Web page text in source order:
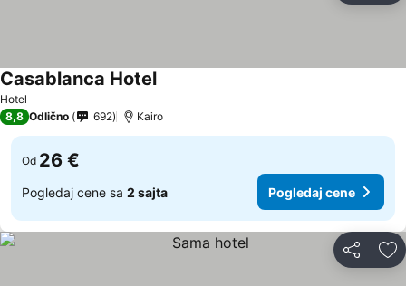
Hotel
Casablanca HotelPogledaj cene
8,8 Odlično 692 Kairo
Od 26 €
Pogledaj cene sa 2 sajta Pogledaj cene
Deli